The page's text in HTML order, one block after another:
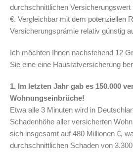
durchschnittlichen
€. Vergleichbar mit dem potenziellen
Versicherungsprämie relativ günstig
Ich möchten Ihnen nachstehend 12
Sie eine eine Hausratversicherung
1. Im letzten Jahr gab es 150.000
Wohnungseinbrüche!
Etwa alle 3 Minuten wird in
Schadenhöhe aller versicherten
sich insgesamt auf 480 Millionen €,
durchschnittlichen Schaden von